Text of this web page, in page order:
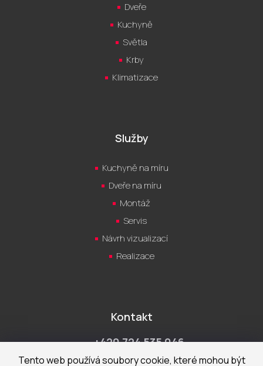
Tento web používá soubory cookie, které mohou být
Dveře
Kuchyně
Světla
Krby
Klimatizace
Služby
Kuchyně na míru
Dveře na míru
Montáž
Servis
Návrh vizualizací
Realizace
Kontakt
+420 724 535 046
Po-Pá 9:00 - 18:00 hod